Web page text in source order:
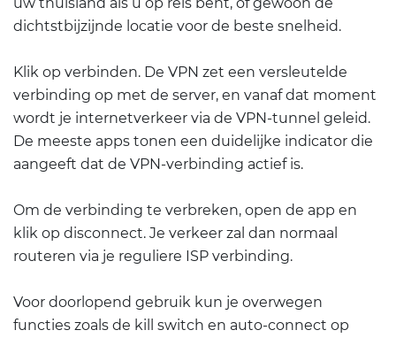
dichtstbijzijnde locatie voor de beste snelheid.
Klik op verbinden. De VPN zet een versleutelde
verbinding op met de server, en vanaf dat moment
wordt je internetverkeer via de VPN-tunnel geleid.
De meeste apps tonen een duidelijke indicator die
aangeeft dat de VPN-verbinding actief is.
Om de verbinding te verbreken, open de app en
klik op disconnect. Je verkeer zal dan normaal
routeren via je reguliere ISP verbinding.
Voor doorlopend gebruik kun je overwegen
functies zoals de kill switch en auto-connect op